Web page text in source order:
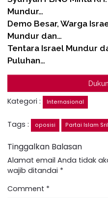
Mundur…
Demo Besar, Warga
Mundur dan…
Tentara Israel Mundur
Puluhan…
Kategori : Internasional
Tags : oposisi Partai Islam
Tinggalkan Balasan
Alamat email Anda tidak
wajib ditandai *
Comment *